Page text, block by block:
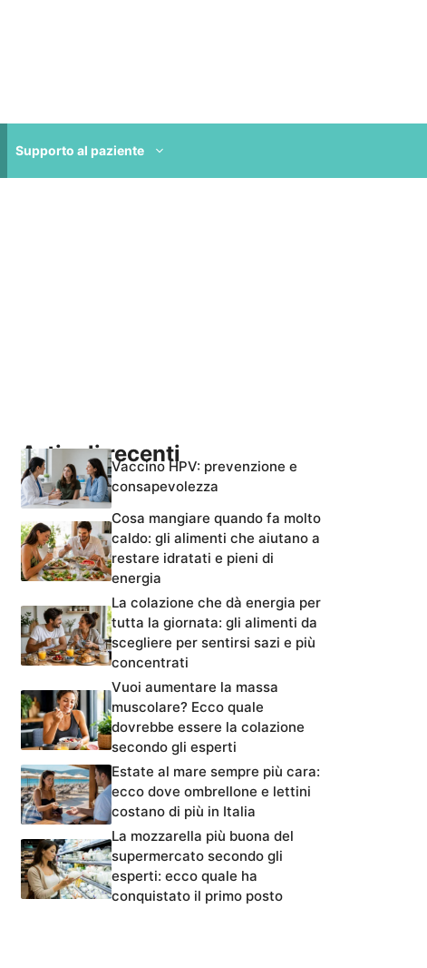
Supporto al paziente
Articoli recentiVaccino HPV: prevenzione e
consapevolezza
Cosa mangiare quando fa molto
caldo: gli alimenti che aiutano a
restare idratati e pieni di
energia
La colazione che dà energia per
tutta la giornata: gli alimenti da
scegliere per sentirsi sazi e più
concentrati
Vuoi aumentare la massa
muscolare? Ecco quale
dovrebbe essere la colazione
secondo gli esperti
Estate al mare sempre più cara:
ecco dove ombrellone e lettini
costano di più in Italia
La mozzarella più buona del
supermercato secondo gli
esperti: ecco quale ha
conquistato il primo posto